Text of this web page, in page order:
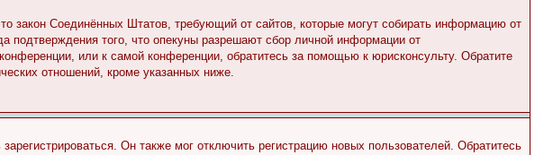
закон Соединённых Штатов, требующий от сайтов, которые могут собирать информацию от
подтверждения того, что опекуны разрешают сбор личной информации от
или к самой конференции, обратитесь за помощью к юрисконсульту. Обратите
отношений, кроме указанных ниже.
Он также мог отключить регистрацию новых пользователей. Обратитесь